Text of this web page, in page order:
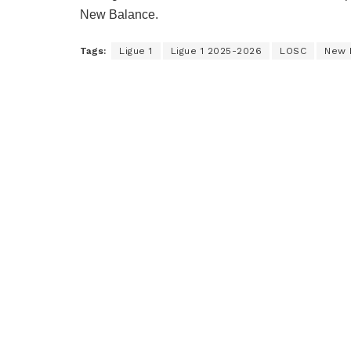
New Balance.
Tags: Ligue 1 Ligue 1 2025-2026 LOSC New